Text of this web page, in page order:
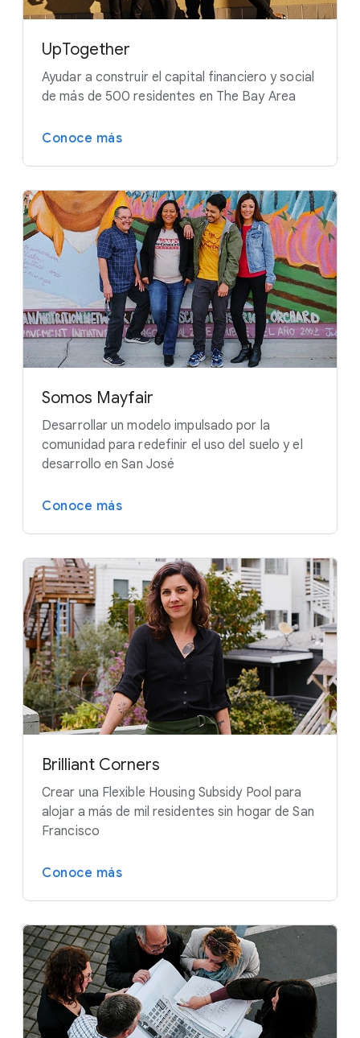
UpTogether
Ayudar a construir el capital financiero y social
de más de 500 residentes en The Bay Area
Conoce más
Somos Mayfair
Desarrollar un modelo impulsado por la
comunidad para redefinir el uso del suelo y el
desarrollo en San José
Conoce más
Brilliant Corners
Crear una Flexible Housing Subsidy Pool para
alojar a más de mil residentes sin hogar de San
Francisco
Conoce más